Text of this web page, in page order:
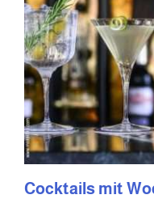
Cocktails mit